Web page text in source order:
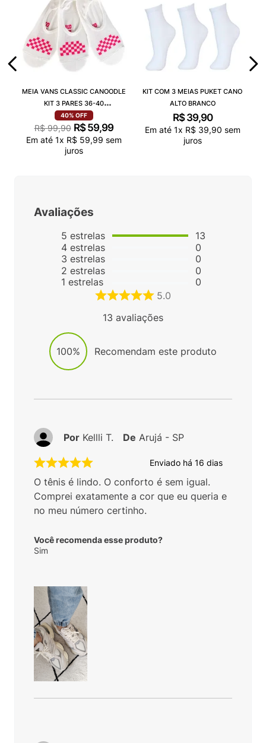
MEIA VANS CLASSIC CANOODLE
KIT 3 PARES 36-40
VN000QCAJU4
40% OFF
R$ 99,90 R$ 59,99
Em até 1x R$ 59,99 sem
juros
KIT COM 3 MEIAS PUKET CANO
ALTO BRANCO
R$ 39,90
Em até 1x R$ 39,90 sem
juros
Avaliações
5 estrelas
4estrelas
3 estrelas
2 estrelas
1 estrelas
13
0
0
0
0
5.0
13 avaliações
100% Recomendam este produto
Enviado há 16 dias
O tênis é lindo. O conforto é sem igual.
Comprei exatamente a cor que eu queria e
no meu número certinho.
Você recomenda esse produto?
Sim
Por Kellli T. De Arujá - SP